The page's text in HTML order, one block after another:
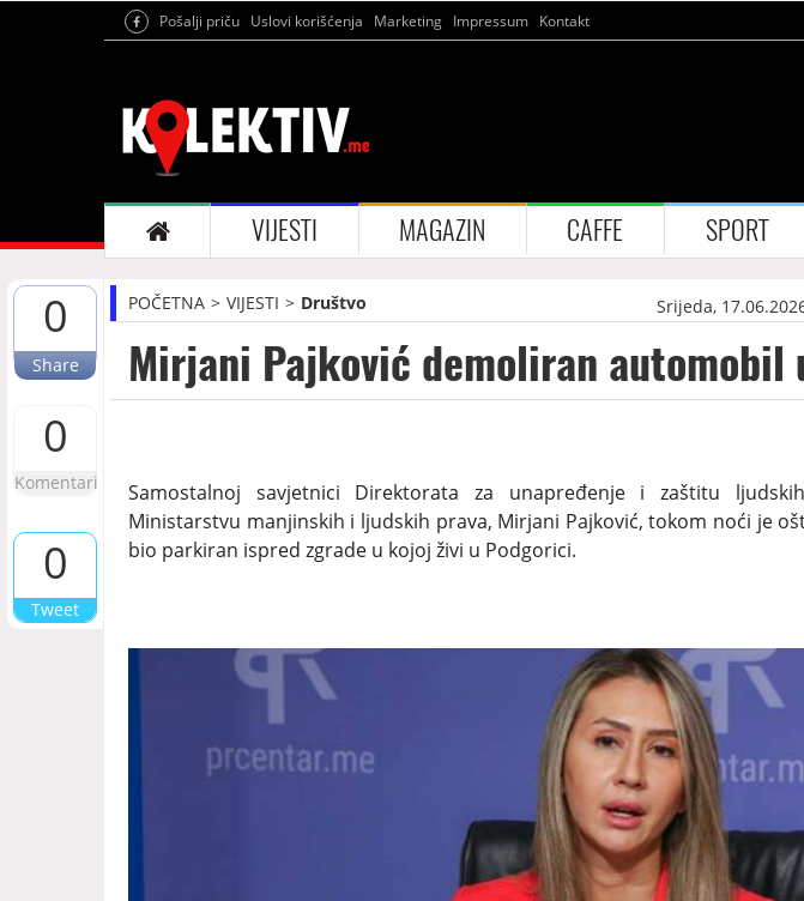
Pošalji priču Uslovi korišćenja Marketing Impressum Kontakt
VIJESTI MAGAZIN CAFFE SPORT
0
Share
0
Komentari
0
Tweet
POČETNA VIJESTI Društvo Srijeda,
Mirjani Pajković demoliran automobil
Samostalnoj savjetnici Direktorata za unapređenje i zaštitu
Ministarstvu manjinskih i ljudskih prava, Mirjani Pajković, tokom noći je
bio parkiran ispred zgrade u kojoj živi u Podgorici.